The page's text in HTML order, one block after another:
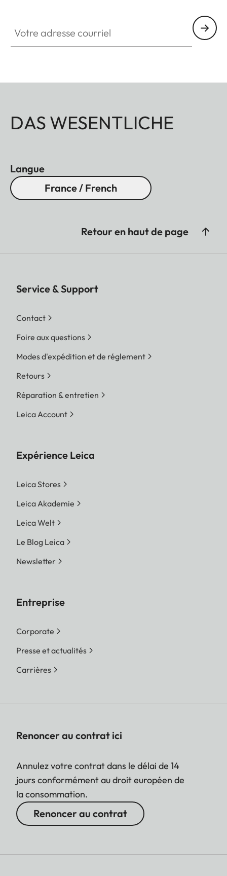
DAS WESENTLICHE
Langue
France / French
Retour en haut de page
Service & Support
Contact
Foire aux questions
Modes d'expédition et de réglement
Retours
Réparation & entretien
Leica Account
Expérience Leica
Leica Stores
Leica Akademie
Leica Welt
Le Blog Leica
Newsletter
Entreprise
Corporate
Presse et actualités
Carrières
Renoncer au contrat ici
Annulez votre contrat dans le délai de 14
jours conformément au droit européen de
la consommation.
Renoncer au contrat